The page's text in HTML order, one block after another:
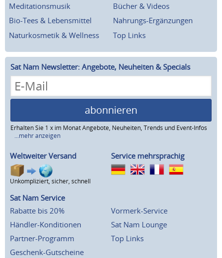
Meditationsmusik
Bücher & Videos
Bio-Tees & Lebensmittel
Nahrungs-Ergänzungen
Naturkosmetik & Wellness
Top Links
Sat Nam Newsletter: Angebote, Neuheiten & Specials
abonnieren
Erhalten Sie 1 x im Monat Angebote, Neuheiten, Trends und Event-Infos
...mehr anzeigen
Weltweiter Versand
Unkompliziert, sicher, schnell
Service mehrsprachig
Sat Nam Service
Rabatte bis 20%
Händler-Konditionen
Partner-Programm
Geschenk-Gutscheine
Vormerk-Service
Sat Nam Lounge
Top Links